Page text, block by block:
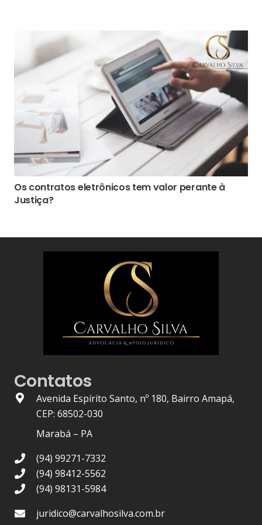
Os contratos eletrônicos tem valor perante à
Justiça?
Contatos
Avenida Espírito Santo, nº 180, Bairro Amapá,
CEP: 68502-030
Marabá – PA
(94) 99271-7332
(94) 98412-5562
(94) 98131-5984
juridico@carvalhosilva.com.br